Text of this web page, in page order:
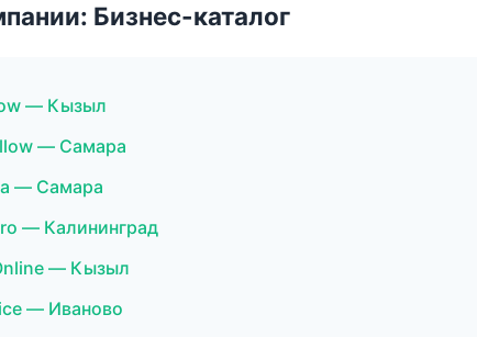
Бизнес-каталог
— Кызыл
— Самара
— Самара
— Калининград
— Кызыл
— Иваново